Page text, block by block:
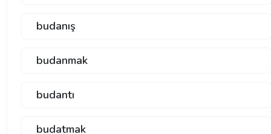
budanış
budanmak
budantı
budatmak